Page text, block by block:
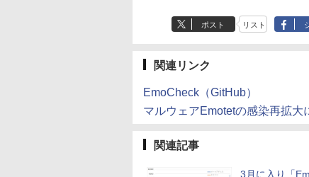
ポスト リスト
関連リンク
EmoCheck（GitHub）
マルウェアEmotetの感染再拡大
関連記事
3月に入り「